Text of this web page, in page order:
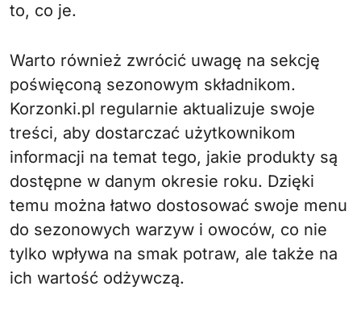
to, co je.
Warto również zwrócić uwagę na sekcję
poświęconą sezonowym składnikom.
Korzonki.pl regularnie aktualizuje swoje
treści, aby dostarczać użytkownikom
informacji na temat tego, jakie produkty są
dostępne w danym okresie roku. Dzięki
temu można łatwo dostosować swoje menu
do sezonowych warzyw i owoców, co nie
tylko wpływa na smak potraw, ale także na
ich wartość odżywczą.